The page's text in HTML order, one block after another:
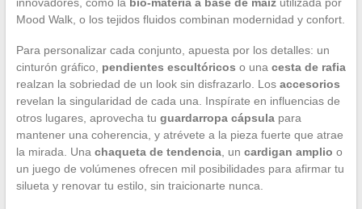
Mood Walk, o los tejidos fluidos combinan modernidad y confort.
Para personalizar cada conjunto, apuesta por los detalles: un
cinturón gráfico, pendientes escultóricos o una cesta de rafia
realzan la sobriedad de un look sin disfrazarlo. Los accesorios
revelan la singularidad de cada una. Inspírate en influencias de
otros lugares, aprovecha tu guardarropa cápsulapara
mantener una coherencia, y atrévete a la pieza fuerte que atrae
la mirada. Una chaqueta de tendencia, un cardigan amplio o
un juego de volúmenes ofrecen mil posibilidades para afirmar tu
silueta y renovar tu estilo, sin traicionarte nunca.